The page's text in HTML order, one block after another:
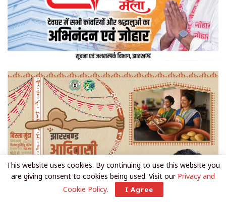
This website uses cookies. By continuing to use this website you
are giving consent to cookies being used. Visit our Privacy and
Cookie Policy. I Agree